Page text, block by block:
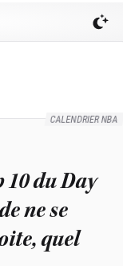
CALENDRIER NBA
10 du Day
ne se
quel